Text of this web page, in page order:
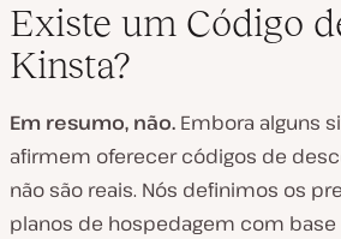
Existe um Código
Kinsta?
Em resumo, não. Embora alguns
afirmem oferecer códigos de
não são reais. Nós definimos os
planos de hospedagem com